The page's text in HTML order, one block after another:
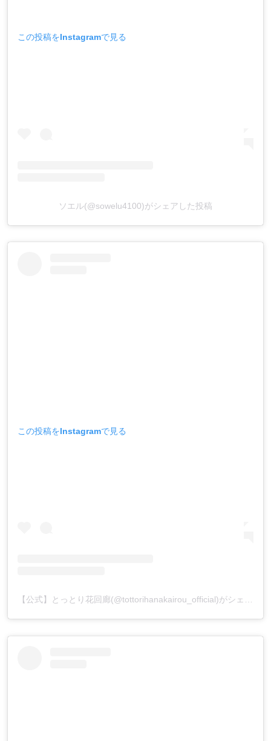
この投稿をInstagramで見る
ソエル(@sowelu4100)がシェアした投稿
この投稿をInstagramで見る